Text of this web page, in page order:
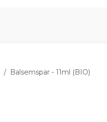
Balsemspar - 11ml (BIO)